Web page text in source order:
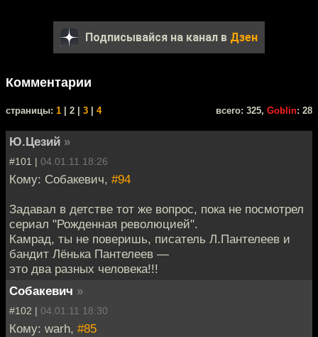
Подписывайся на канал в Дзен
Комментарии
cтраницы: 1 | 2 | 3 4 всего: 325, Goblin: 28
Ю.Цезий »
#101 | 04.01.11 18:26
Кому: Собакевич, #94
Задавал в детстве тот же вопрос, пока не посмотрел
сериал "Рожденная революцией".
Камрад, ты не поверишь, писатель Л.Пантелеев и
бандит Лёнька Пантелеев —
это два разных человека!!!
Собакевич »
#102 | 04.01.11 18:30
Кому: warh, #85